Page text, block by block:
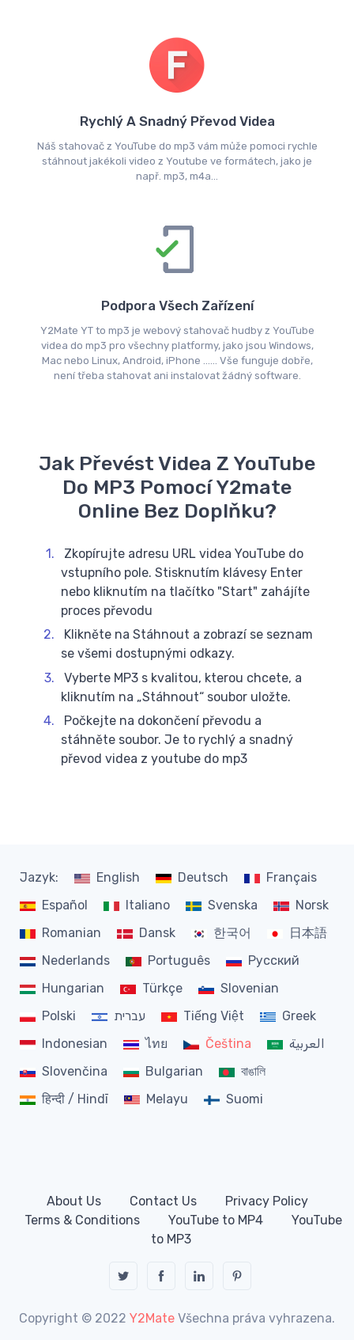
Rychlý A Snadný Převod Videa
Náš stahovač z YouTube do mp3 vám může pomoci rychle
stáhnout jakékoli video z Youtube ve formátech, jako je
např. mp3, m4a...
Podpora Všech Zařízení
Y2Mate YT to mp3 je webový stahovač hudby z YouTube
videa do mp3 pro všechny platformy, jako jsou Windows,
Mac nebo Linux, Android, iPhone ...... Vše funguje dobře,
není třeba stahovat ani instalovat žádný software.
Jak Převést Videa Z YouTube
Do MP3 Pomocí Y2mate
Online Bez Doplňku?
Zkopírujte adresu URL videa YouTube do
vstupního pole. Stisknutím klávesy Enter
nebo kliknutím na tlačítko "Start" zahájíte
proces převodu
Klikněte na Stáhnout a zobrazí se seznam
se všemi dostupnými odkazy.
Vyberte MP3 s kvalitou, kterou chcete, a
kliknutím na „Stáhnout“ soubor uložte.
Počkejte na dokončení převodu a
stáhněte soubor. Je to rychlý a snadný
převod videa z youtube do mp3
Jazyk: English Deutsch
Français
Español
Italiano Svenska
Norsk
Romanian
Dansk 한국어
日本語
Nederlands
Português
Русский
Hungarian
Türkçe
Slovenian
Polski
עברית Tiếng Việt
Greek
Indonesian
ไทย Čeština
العربية
Slovenčina
Bulgarian
বাঙালি
हिन्दी / Hindī
Melayu Suomi
About Us Contact Us
Privacy Policy
Terms & Conditions
YouTube to MP4
YouTube
to MP3
Copyright © 2022 Y2Mate Všechna práva vyhrazena.